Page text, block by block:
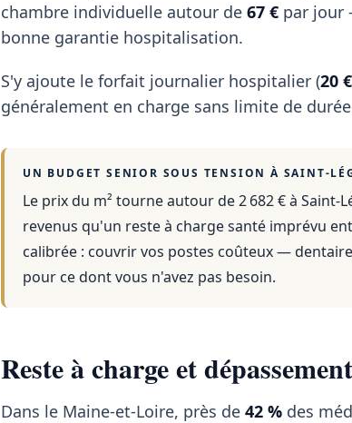
chambre individuelle autour de 67 € par jour
bonne garantie hospitalisation.
S'y ajoute le forfait journalier hospitalier (20 €
généralement en charge sans limite de
UN BUDGET SENIOR SOUS TENSION À SAINT-
Le prix du m² tourne autour de 2 682 €à Saint-
revenus qu'un reste à charge santé imprévu
calibrée : couvrir vos postes coûteux —
pour ce dont vous n'avez pas besoin.
Reste à charge et
Dans le Maine-et-Loire, près de 42 % des